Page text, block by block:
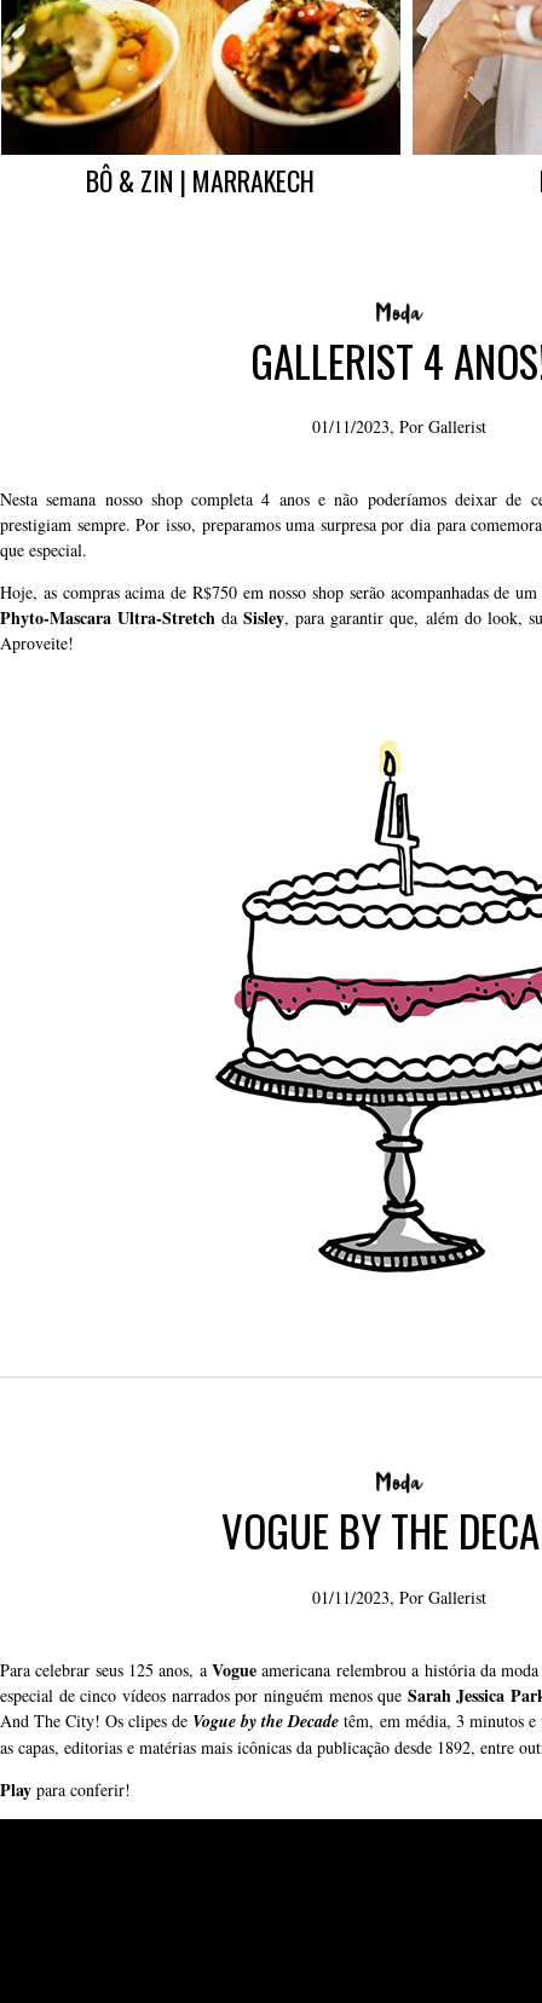
BÔ & ZIN | MARRAKECH
GALLERIST 4
01/11/2023, Por Gallerist
Nesta semana nosso shop completa 4 anos e não poderíamos deixar de
prestigiam sempre. Por isso, preparamos uma surpresa por dia para
que especial.
Hoje, as compras acima de R$750 em nosso shop serão acompanhadas de
Phyto-Mascara Ultra-Stretch daSisley, para garantir que, além do look,
Aproveite!
VOGUE BY THE
01/11/2023, Por Gallerist
Para celebrar seus 125 anos, aVogue americana relembrou a história da
especial de cinco vídeos narrados por ninguém menos que Sarah Jessica
And The City! Os clipes de Vogue by the Decade têm, em média, 3 minutos e
as capas, editorias e matérias mais icônicas da publicação desde 1892, entre
Play para conferir!